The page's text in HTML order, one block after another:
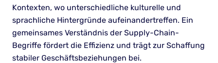
Kontexten, wo unterschiedliche kulturelle und
sprachliche Hintergründe aufeinandertreffen. Ein
gemeinsames Verständnis der Supply-Chain-
Begriffe fördert die Effizienz und trägt zur Schaffung
stabiler Geschäftsbeziehungen bei.